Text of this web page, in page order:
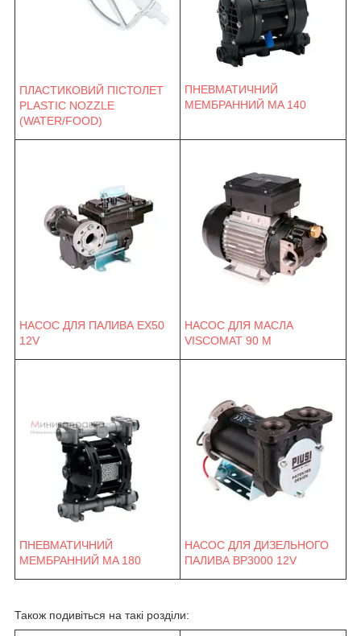
ПЛАСТИКОВИЙ ПІСТОЛЕТ
PLASTIC NOZZLE
(WATER/FOOD)
ПНЕВМАТИЧНИЙ
МЕМБРАННИЙ MA 140
НАСОС ДЛЯ ПАЛИВА EX50
12V
НАСОС ДЛЯ МАСЛА
VISCOMAT 90 M
ПНЕВМАТИЧНИЙ
МЕМБРАННИЙ MA 180
НАСОС ДЛЯ ДИЗЕЛЬНОГО
ПАЛИВА BP3000 12V
Також подивіться на такі розділи: